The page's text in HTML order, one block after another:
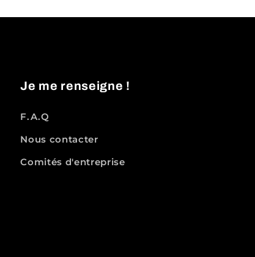
Je me renseigne !
F.A.Q
Nous contacter
Comités d'entreprise